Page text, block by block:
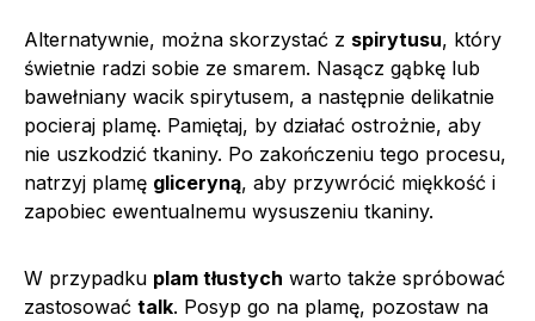
Alternatywnie, można skorzystać z spirytusu, który
świetnie radzi sobie ze smarem. Nasącz gąbkę lub
bawełniany wacik spirytusem, a następnie delikatnie
pocieraj plamę. Pamiętaj, by działać ostrożnie, aby
nie uszkodzić tkaniny. Po zakończeniu tego procesu,
natrzyj plamę gliceryną, aby przywrócić miękkość i
zapobiec ewentualnemu wysuszeniu tkaniny.
W przypadku plam tłustych warto także spróbować
zastosować talk. Posyp go na plamę, pozostaw na